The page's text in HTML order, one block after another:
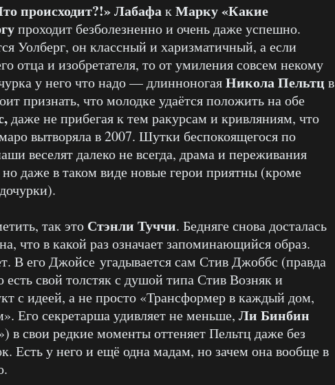
происходит?!» ЛабафакМарку «Какие
проходит безболезненно и очень даже успешно.
Уолберг, он классный и харизматичный, а если
отца и изобретателя, то от умиления совсем некому
у него что надо — длинноногаяНикола Пельтцв
признать, что молодке удаётся положить на обе
даже не прибегая к тем ракурсам и кривляниям, что
вытворяла в 2007. Шутки беспокоящегося по
веселят далеко не всегда, драма и переживания
даже в таком виде новые герои приятны (кроме
так это Стэнли Туччи. Бедняге снова досталась
что в какой раз означает запоминающийся образ.
В его Джойсе угадывается сам Стив Джоббс (правда
есть свой толстяк с душой типа Стив Возняк и
с идеей, а не просто «Трансформер в каждый дом,
Его секретарша удивляет не меньше, Ли Бинбин
в свои редкие моменты оттеняет Пельтц даже без
Есть у него и ещё одна мадам, но зачем она вообще в